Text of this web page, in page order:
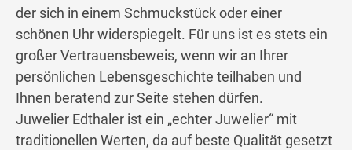
der sich in einem Schmuckstück oder einer
schönen Uhr widerspiegelt. Für uns ist es stets ein
großer Vertrauensbeweis, wenn wir an Ihrer
persönlichen Lebensgeschichte teilhaben und
Ihnen beratend zur Seite stehen dürfen.
Juwelier Edthaler ist ein „echter Juwelier“ mit
traditionellen Werten, da auf beste Qualität gesetzt